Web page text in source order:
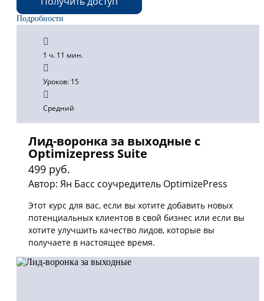
1 ч. 11 мин.
Уроков: 15
Средний
Подробности
Лид-воронка за выходные с
Optimizepress Suite
499 руб.
Автор: Ян Басс соучредитель OptimizePress
Этот курс для вас, если вы хотите добавить новых
потенциальных клиентов в свой бизнес или если вы
хотите улучшить качество лидов, которые вы
получаете в настоящее время.